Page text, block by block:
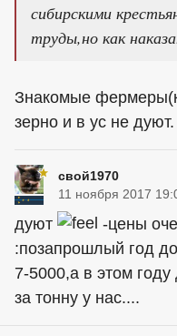
сибирскими
труды,но как
Знакомые
зерно и в ус не дуют.
свой1970
11 ноября 2017
дуют
-цены
:позапрошлый год
7-5000,а в этом
за тонну у нас....